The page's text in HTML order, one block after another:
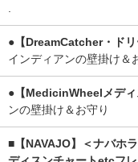
.
●【DreamCatcher・ドリ
インディアンの壁掛け＆
●【MedicinWheelメディ
ンの壁掛け＆お守り
■【NAVAJO】＜ナバホ